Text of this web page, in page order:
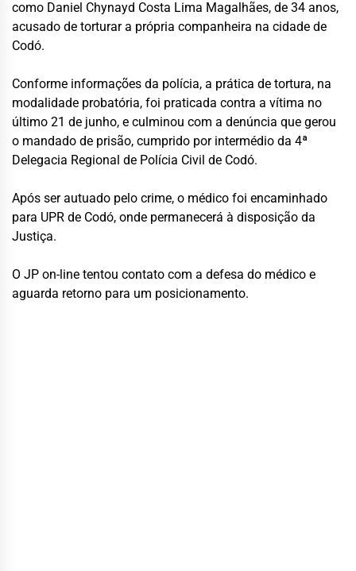
como Daniel Chynayd Costa Lima Magalhães, de 34 anos,
acusado de torturar a própria companheira na cidade de
Codó.
Conforme informações da polícia, a prática de tortura, na
modalidade probatória, foi praticada contra a vítima no
último 21 de junho, e culminou com a denúncia que gerou
o mandado de prisão, cumprido por intermédio da 4ª
Delegacia Regional de Polícia Civil de Codó.
Após ser autuado pelo crime, o médico foi encaminhado
para UPR de Codó, onde permanecerá à disposição da
Justiça.
O JP on-line tentou contato com a defesa do médico e
aguarda retorno para um posicionamento.